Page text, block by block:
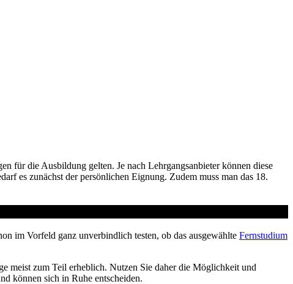
für die Ausbildung gelten. Je nach Lehrgangsanbieter können diese
es zunächst der persönlichen Eignung. Zudem muss man das 18.
im Vorfeld ganz unverbindlich testen, ob das ausgewählte Fernstudium
meist zum Teil erheblich. Nutzen Sie daher die Möglichkeit und
können sich in Ruhe entscheiden.